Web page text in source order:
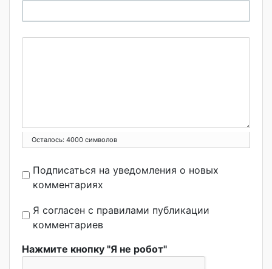
Осталось: 4000 символов
Подписаться на уведомления о новых
комментариях
Я согласен с правилами публикации
комментариев
Нажмите кнопку "Я не робот"